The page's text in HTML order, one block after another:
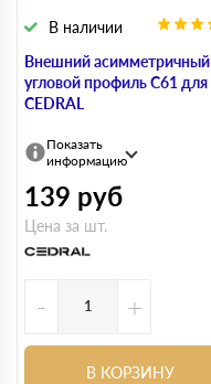
Внешний асимметричный
угловой профиль С61 для
CEDRAL
В наличии
Показать
информацию
139 руб
Цена за шт.
- +
В КОРЗИНУ